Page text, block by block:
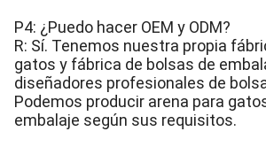
P4: ¿Puedo hacer OEM y ODM?
R: Sí. Tenemos nuestra propia
gatos y fábrica de bolsas de
diseñadores profesionales de
Podemos producir arena para
embalaje según sus requisitos.